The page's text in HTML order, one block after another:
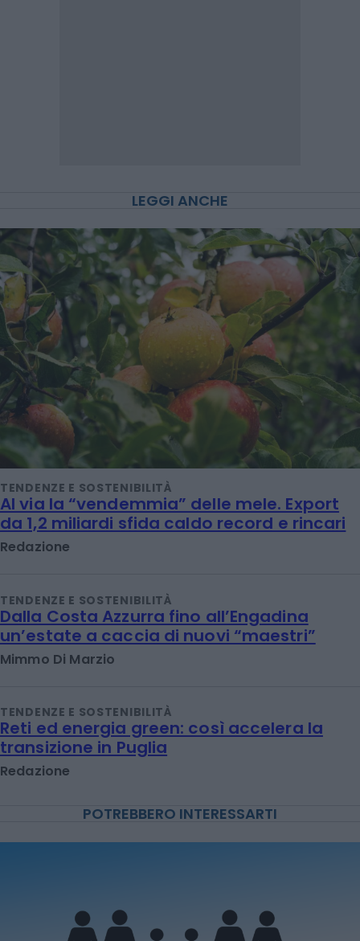
LEGGI ANCHE
TENDENZE E SOSTENIBILITÀ
Al via la “vendemmia” delle mele. Export
da 1,2 miliardi sfida caldo record e rincari
Redazione
TENDENZE E SOSTENIBILITÀ
Dalla Costa Azzurra fino all’Engadina
un’estate a caccia di nuovi “maestri”
Mimmo Di Marzio
TENDENZE E SOSTENIBILITÀ
Reti ed energia green: così accelera la
transizione in Puglia
Redazione
POTREBBERO INTERESSARTI